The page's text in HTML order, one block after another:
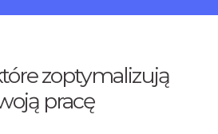
zoptymalizują
pracę